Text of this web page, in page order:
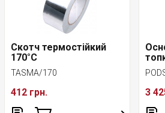
Скотч термостійкий
170°C
TASMA/170
412 грн. 3